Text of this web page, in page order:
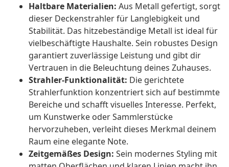
Haltbare Materialien: Aus Metall gefertigt, sorgt
dieser Deckenstrahler für Langlebigkeit und
Stabilität. Das hitzebeständige Metall ist ideal für
vielbeschäftigte Haushalte. Sein robustes Design
garantiert zuverlässige Leistung und gibt dir
Vertrauen in die Beleuchtung deines Zuhauses.
Strahler-Funktionalität: Die gerichtete
Strahlerfunktion konzentriert sich auf bestimmte
Bereiche und schafft visuelles Interesse. Perfekt,
um Kunstwerke oder Sammlerstücke
hervorzuheben, verleiht dieses Merkmal deinem
Raum eine elegante Note.
Zeitgemäßes Design: Sein modernes Styling mit